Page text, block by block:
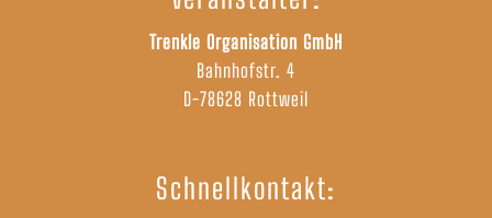
Trenkle Organisation GmbH
Bahnhofstr. 4
D-78628 Rottweil
Schnellkontakt: